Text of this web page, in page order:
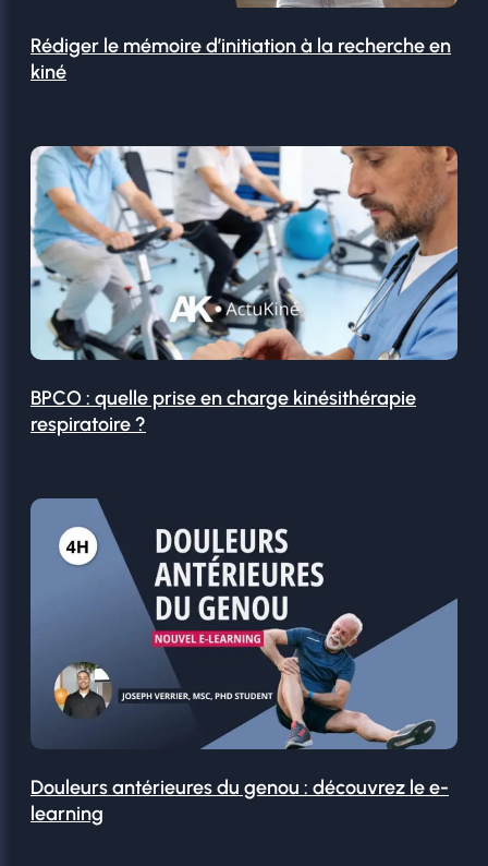
Rédiger le mémoire d’initiation à la recherche en
kiné
BPCO : quelle prise en charge kinésithérapie
respiratoire ?
Douleurs antérieures du genou : découvrez le e-
learning